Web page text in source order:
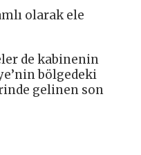
olarak ele
de kabinenin
bölgedeki
gelinen son